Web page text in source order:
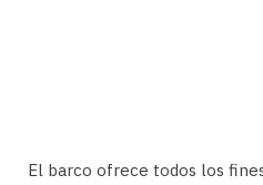
El barco ofrece todos los